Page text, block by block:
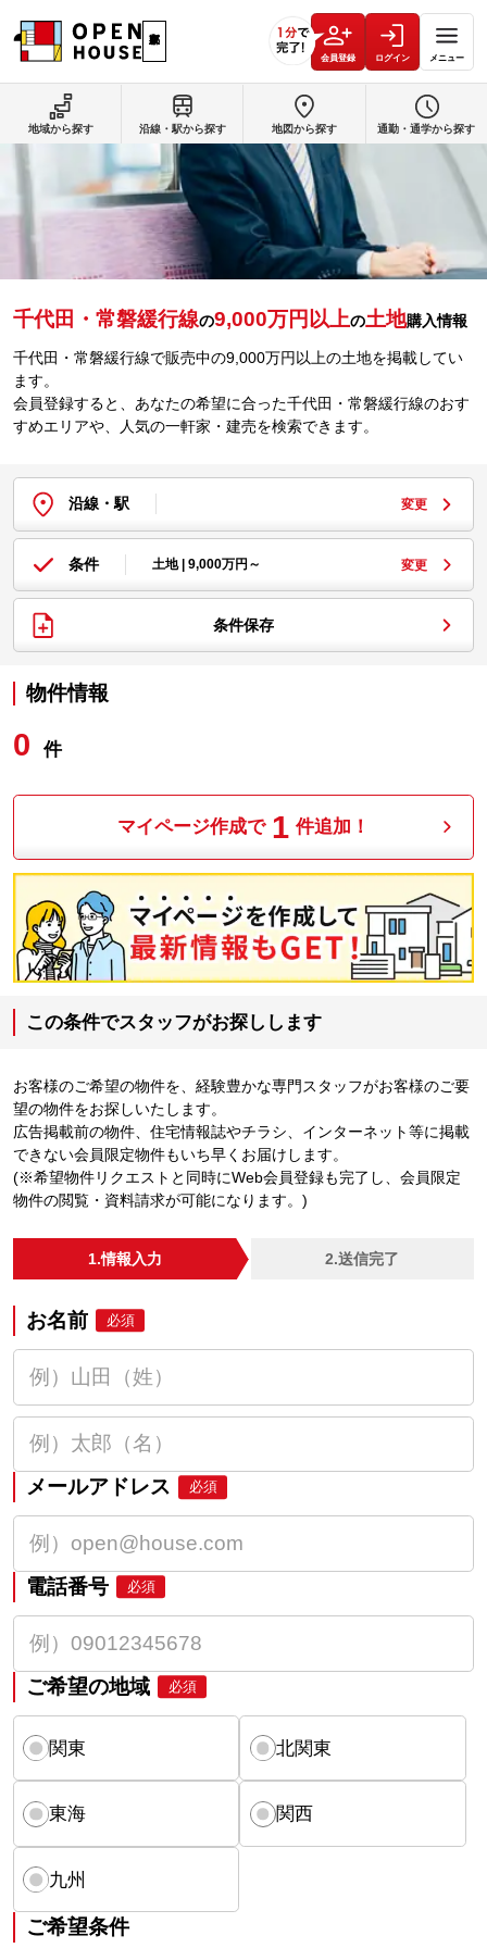
会員登録 ログイン メニュー
千代田・常磐緩行線の9,000万円以上の土地購入情報
千代田・常磐緩行線で販売中の9,000万円以上の土地を掲載してい
ます。
会員登録すると、あなたの希望に合った千代田・常磐緩行線のおす
すめエリアや、人気の一軒家・建売を検索できます。
沿線・駅 変更
条件 土地 | 9,000万円～ 変更
条件保存
物件情報
0 件
マイページ作成で 1 件追加！
この条件でスタッフがお探しします
お客様のご希望の物件を、経験豊かな専門スタッフがお客様のご要
望の物件をお探しいたします。
広告掲載前の物件、住宅情報誌やチラシ、インターネット等に掲載
できない会員限定物件もいち早くお届けします。
(※希望物件リクエストと同時にWeb会員登録も完了し、会員限定
物件の閲覧・資料請求が可能になります。)
1.情報入力 2.送信完了
お名前 必須
メールアドレス 必須
電話番号 必須
ご希望の地域 必須
関東 北関東
東海 関西
九州
ご希望条件
地域から探す 沿線・駅から探す 地図から探す 通勤・通学から探す